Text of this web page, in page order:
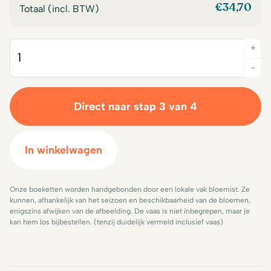
Totaal (incl. BTW) €34,70
-
+
Direct naar stap 3 van 4
In winkelwagen
Onze boeketten worden handgebonden door een lokale vak bloemist. Ze
kunnen, afhankelijk van het seizoen en beschikbaarheid van de bloemen,
enigszins afwijken van de afbeelding. De vaas is niet inbegrepen, maar je
kan hem los bijbestellen. (tenzij duidelijk vermeld inclusief vaas)